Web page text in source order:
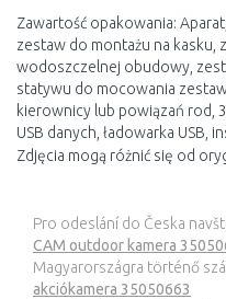
Zawartość opakowania:
zestaw do montażu na kasku,
wodoszczelnej obudowy,
statywu do mocowania
kierownicy lub powiązań rod,
USB danych, ładowarka USB,
Zdjęcia mogą różnić się od
Pro odeslání do Česka
CAM outdoor kamera
Magyarországra történő
akciókamera 35050663